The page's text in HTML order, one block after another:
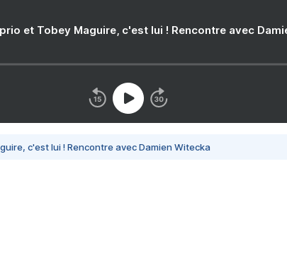
et Tobey Maguire, c'est lui ! Rencontre avec
c'est lui ! Rencontre avec Damien Witecka